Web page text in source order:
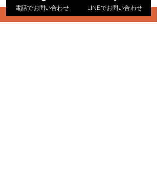
電話でお問い合わせ LINEでお問い合わせ